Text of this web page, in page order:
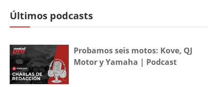
Últimos podcasts
Probamos seis motos: Kove, QJ
Motor y Yamaha | Podcast